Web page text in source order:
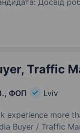
роботи
Ads). Впевнене
Traffic
ФОП Lviv
experience more
/ Traffic Manager